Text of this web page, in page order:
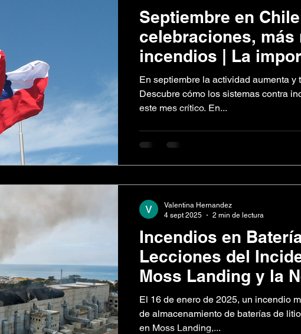
Septiembre en
celebraciones, más
incendios | La
los sistemas de
protección
En septiembre la actividad aumenta y
Descubre cómo los sistemas contra
este mes crítico. En...
Incendios en
Lecciones del
Moss Landing y la
de Sistemas de
Eficaces
El 16 de enero de 2025, un incendio
de almacenamiento de baterías de
en Moss Landing,...
Valentina Hernandez
4 sept 2025
2 min de lectura